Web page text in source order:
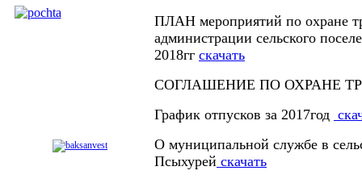
ПЛАН мероприятий по охране
администрации сельского
2018гг скачать
СОГЛАШЕНИЕ ПО ОХРАНЕ
График отпусков за 2017год
О муниципальной службе в
Псыхурей скачать